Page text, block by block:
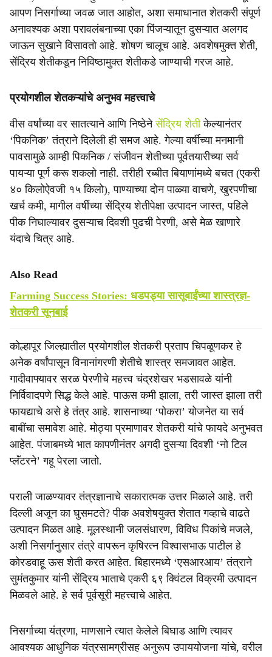
आपण निसर्गाच्या जवळ जात आहोत, अशा समाधानात शेतकरी संपूर्ण
अनावश्यक अशा परावलंबनाच्या एका पिंजऱ्यातून दुसऱ्यात अलगद
जाऊन सुखाने विसावतो आहे. शोषण चालूच आहे. अवशेषमुक्त शेती,
सेंद्रिय शेतीकडून निविष्ठामुक्त शेतीकडे जाण्याची गरज आहे.
प्रयोगशील शेतकऱ्यांचे अनुभव महत्त्वाचे
वीस वर्षांच्या वर सातत्याने आणि निष्ठेनेसेंद्रिय शेतीकेल्यानंतर
‘पिकनिक’ तंत्राने दिलेली ही समज आहे. गेल्या वर्षीच्या मनमानी
पावसामुळे आम्ही पिकनिक / संजीवन शेतीच्या पूर्वतयारीच्या सर्व
पायऱ्या पूर्ण करू शकलो नाही. तरीही रब्बीत बियाणांमध्ये बचत (एकरी
४० किलोऐवजी १५ किलो), पाण्याच्या दोन पाळ्या वाचणे, खुरपणीचा
खर्च कमी, मागील वर्षीच्या सेंद्रिय शेतीपेक्षा उत्पादन जास्त, पहिले
पीक निघाल्यावर दुसऱ्याच दिवशी पुढची पेरणी, असे मेळ खाणारे
यंदाचे चित्र आहे.
Also Read
Farming Success Stories: धडपड्या सासूबाईंच्या शास्त्रज्ञ-
शेतकरी सूनबाई
कोल्हापूर जिल्ह्यातील प्रयोगशील शेतकरी प्रताप चिपळूणकर हे
अनेक वर्षांपासून विनानांगरणी शेतीचे शास्त्र समजावत आहेत.
गादीवाफ्यावर सरळ पेरणीचे महत्त्व चंद्रशेखर भडसावळे यांनी
निर्विवादपणे सिद्ध केले आहे. पाऊस कमी झाला, तरी जास्त झाला तरी
फायद्याचे असे हे तंत्र आहे. शासनाच्या ‘पोकरा’ योजनेत या सर्व
बाबींचा समावेश आहे. मोठ्या प्रमाणावर शेतकरी यांचे फायदे अनुभवत
आहेत. पंजाबमध्ये भात कापणीनंतर अगदी दुसऱ्या दिवशी ‘नो टिल
प्लॅंटरने’ गहू पेरला जातो.
पराली जाळण्यावर तंत्रज्ञानाचे सकारात्मक उत्तर मिळाले आहे. तरी
दिल्ली अजून का घुसमटते? पीक अवशेषयुक्त शेतात गव्हाचे वाढते
उत्पादन मिळत आहे. मूलस्थानी जलसंधारण, विविध पिकांचे मजले,
अशी निसर्गानुसार तंत्रे वापरून कृषिरत्न विश्वासभाऊ पाटील हे
कोरडवाहू ऊस शेती करत आहेत. बिहारमध्ये ‘एसआरआय’ तंत्राने
सुमंतकुमार यांनी सेंद्रिय भाताचे एकरी ६९ क्विंटल विक्रमी उत्पादन
मिळवले आहे. हे सर्व पूर्वसूरी महत्त्वाचे आहेत.
निसर्गाच्या यंत्रणा, माणसाने त्यात केलेले बिघाड आणि त्यावर
आवश्यक आधुनिक यंत्रसामग्रीसह अनुरूप उपाययोजना यांचे, वरील